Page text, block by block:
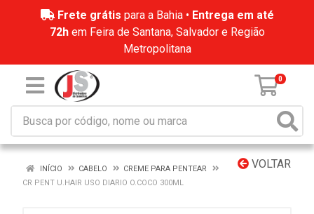
Frete grátis para a Bahia • Entrega em até
72hem Feira de Santana, Salvador e Região
Metropolitana
0
VOLTAR
INÍCIO CABELO
CREME PARA PENTEAR
CR PENT U.HAIR USO DIARIO O.COCO 300ML